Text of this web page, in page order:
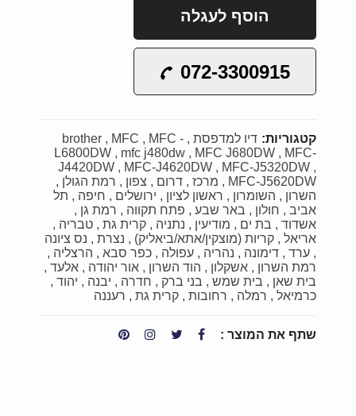
הוסף לעגלה
072-3300915
קטגוריות: דיו למדפסת brother MFC
MFC -
L6800DW
mfc j480dw MFC J680DW
MFC-
J4420DW
MFC-J4620DW
MFC-J5320DW
MFC-J5620DW
מרכז דרום צפון
רמת הגולן
השרון
השומרון ראשון לציון ירושלים חיפה
תל
אביב
חולון באר שבע פתח תקווה
רמת גן
אשדוד
בת ים מודיעין נתניה קרית גת
טבריה
אריאל
קריות (מוצקין/אתא/ביאליק) נצרת
נס ציונה
ערד
דימונה נהריה עפולה כפר סבא
הרצליה
רמת השרון
אשקלון הוד השרון אור יהודה
אלעד
בית שאן
בית שמש בני ברק חדרה יבנה
יהוד
כרמיאל
רמלה רחובות קרית גת רעננה
שתף את המוצר :